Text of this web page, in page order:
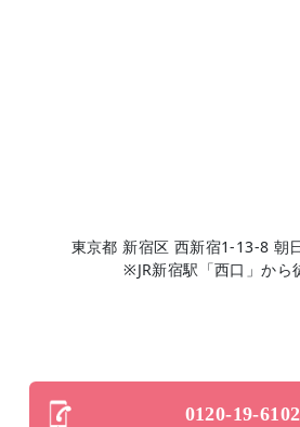
東京都 新宿区 西新宿1-13-8 朝
※JR新宿駅「西口」から
0120-19-6102